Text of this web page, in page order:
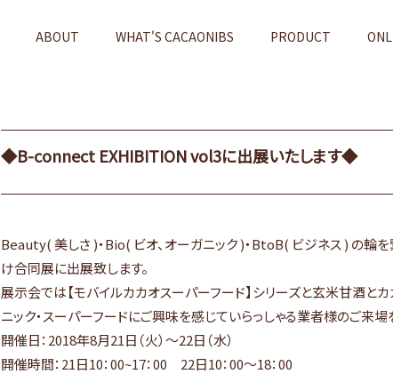
ABOUT WHAT'S CACAONIBS PRODUCT
◆B-connect EXHIBITION vol3に出展いたします◆
Beauty( 美しさ )・Bio( ビオ、オーガニック )・BtoB( ビジネス ) の輪
け合同展に出展致します。
展示会では【モバイルカカオスーパーフード】シリーズと玄米甘酒と
ニック・スーパーフードにご興味を感じていらっしゃる業者様のご来場
開催日：2018年8月21日（火）～22日（水）
開催時間：21日10：00~17：00 22日10：00～18：00